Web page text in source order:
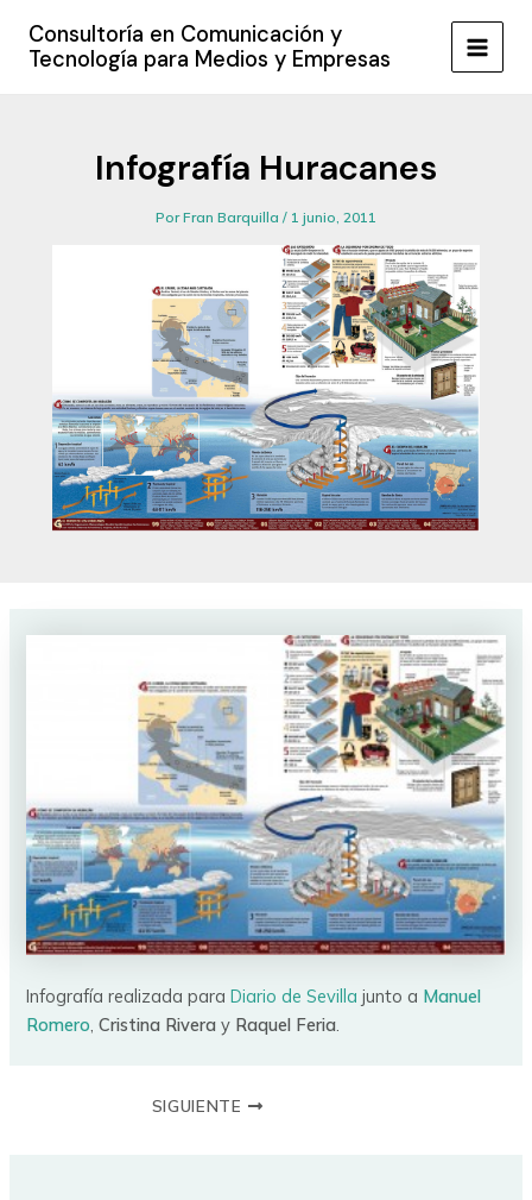
contenido
Consultoría en Comunicación y
Tecnología para Medios y Empresas
MAIN
Infografía Huracanes
PorFran Barquilla / 1 junio, 2011
Infografía realizada paraDiario de Sevilla junto a Manuel
Romero, Cristina Rivera y Raquel Feria.
SIGUIENTE